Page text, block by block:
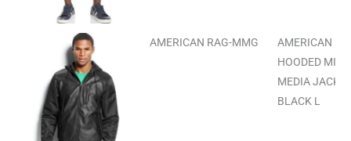
AMERICAN RAG-MMG
AMERICAN
HOODED
MEDIA
BLACK L